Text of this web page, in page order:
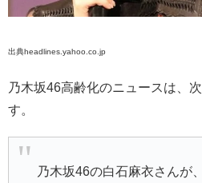
出典headlines.yahoo.co.jp
乃木坂46高齢化のニュースは、
す。
乃木坂46の白石麻衣さんが